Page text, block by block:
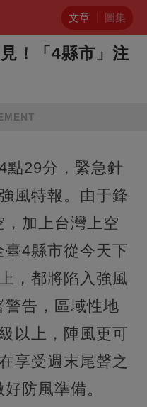
文章 圖集
！「4縣市」注
點29分，緊急針
風特報。由于鋒
加上台灣上空
4縣市從今天下
，都將陷入強風
告，區域性地
以上，陣風更可
享受週末尾聲之
防風準備。